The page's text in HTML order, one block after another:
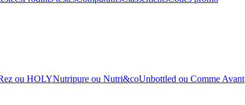
ou HOLYNutripure ou Nutri&coUnbottled ou Comme Avant